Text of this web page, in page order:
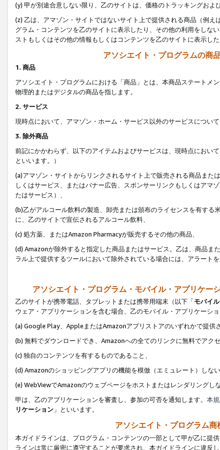
(y) 甲が別途合意しない限り、乙のサイトは、価格のトラッキングお
(z) 乙は、アマゾン・サイトではないサイト上で提供される商品（例
グラム・コンテンツを乙のサイトに表示したり、その他の利用をしな
ストもしくはその他の情報もしくはコンテンツを乙のサイトに表示し
アソシエイト・プログラムの商
1. 商品
アソシエイト・プログラムにおける「商品」とは、本商品ステートメ
物理的またはデジタルの商品を指します。
2. サービス
現時点において、アマゾン・ホーム・サービス以外のサービスについ
3. 除外商品
前記にかかわらず、以下のアイテムおよびサービスは、現時点におい
といいます。）
(a)アマゾン・サイトからリンクされるサイト上で販売される商品ま
しくはサービス、またはバナー広告、スポンサーリンクもしくはアマ
たはサービス）、
(b)乙がアルコール飲料の製造、卸売または頒布のライセンスを有す
に、乙のサイトで宣伝されるアルコール飲料、
(c) 処方薬、またはAmazon Pharmacyが販売するその他の商品、
(d) Amazonが除外すると指定した商品またはサービス。乙は、商品ま
ラル上で提供するツールにおいて除外されている場合には、アラート
アソシエイト・プログラム・モバイル・アプリケー
乙のサイトが携帯電話、タブレットまたは携帯用端末（以下「モバイ
ウェア・アプリケーションを含む場合、乙のモバイル・アプリケーシ
(a) Google Play、AppleまたはAmazonアプリストアのいずれかで提供
(b) 無料でダウンロードでき、Amazonへの全てのリンクに無料でアク
(c) 独自のコンテンツを有するものであること、
(d) Amazonのショッピングアプリの機能を模倣（エミュレート）しな
(e) WebViewでAmazonのウェブページをホストまたはレンダリングし
甲は、乙のアプリケーションを審査し、参加の可否を通知します。 本
リケーション 」といいます。
アソシエイト・プログラム
本ガイドラインは、プログラム・コンテンツの一部として甲が乙に提
ラインは常に厳密に遵守することが要求され、本ガイドラインに違反